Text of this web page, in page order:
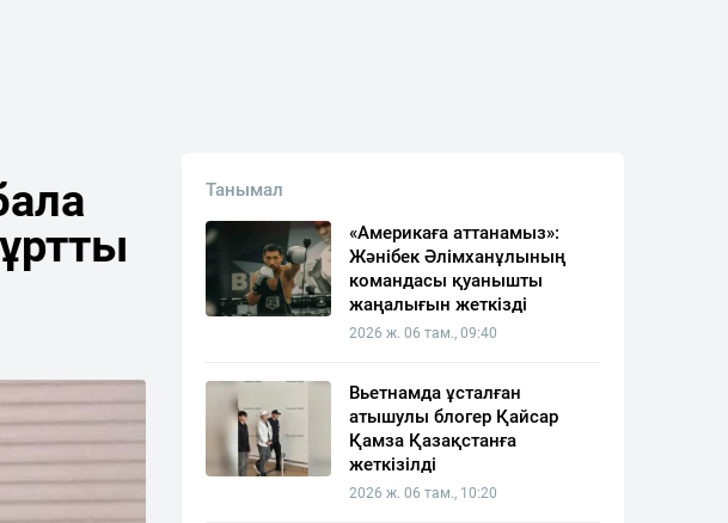
Танымал
«Америкаға аттанамыз»:
Жәнібек Әлімханұлының
командасы қуанышты
жаңалығын жеткізді
2026 ж. 06 там., 09:40
Вьетнамда ұсталған
атышулы блогер Қайсар
Қамза Қазақстанға
жеткізілді
2026 ж. 06 там., 10:20